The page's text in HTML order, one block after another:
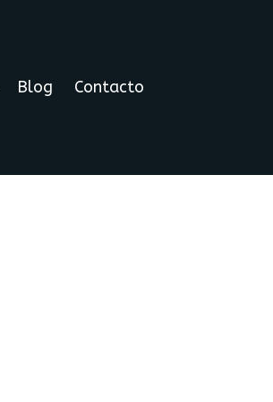
Blog Contacto